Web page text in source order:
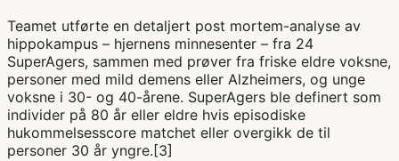
Teamet utførte en detaljert post mortem-analyse av
hippokampus – hjernens minnesenter – fra 24
SuperAgers, sammen med prøver fra friske eldre voksne,
personer med mild demens eller Alzheimers, og unge
voksne i 30- og 40-årene. SuperAgers ble definert som
individer på 80 år eller eldre hvis episodiske
hukommelsesscore matchet eller overgikk de til
personer 30 år yngre.[3]